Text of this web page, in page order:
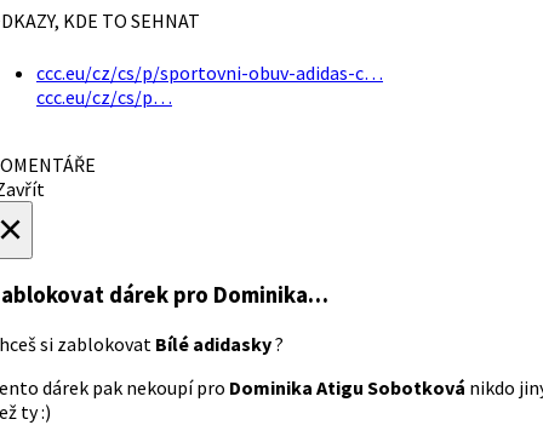
KDE TO SEHNAT
ccc.eu/cz/cs/p/sportovni-obuv-adidas-c…
ccc.eu/cz/cs/p…
dárek pro Dominika…
si zablokovat Bílé adidasky?
dárek pak nekoupí pro Dominika Atigu Sobotková nikdo
ty :)